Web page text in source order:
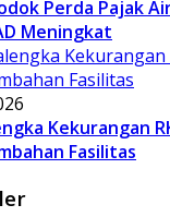
Perda Pajak
Meningkat
Kekurangan
Fasilitas